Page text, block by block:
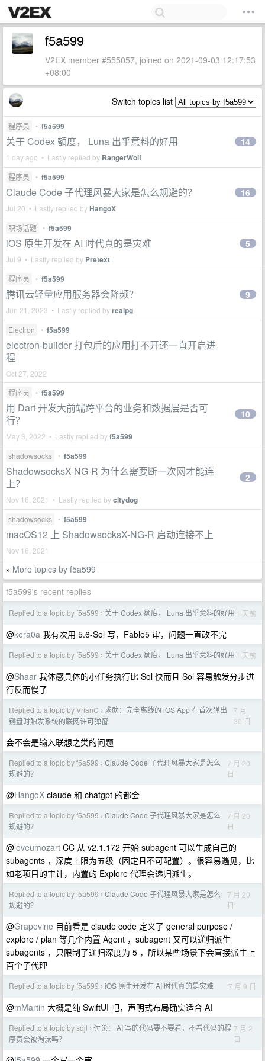
f5a599
V2EX member #555057, joined on 2021-09-03 12:17:53
+08:00
Switch topics list
程序员 • f5a599
关于 Codex 额度， Luna 出乎意料的好用
1 day ago • Lastly replied by RangerWolf
14
程序员 • f5a599
Claude Code 子代理风暴大家是怎么规避的？
Jul 20 • Lastly replied byHangoX
16
职场话题 • f5a599
iOS 原生开发在 AI 时代真的是灾难
Jul 9 • Lastly replied by Pretext
5
程序员 • f5a599
腾讯云轻量应用服务器会降频？
Jun 21, 2023 • Lastly replied byrealpg
9
Electron • f5a599
electron-builder 打包后的应用打不开还一直开启进
程
Oct 27, 2022
程序员
• f5a599
用 Dart 开发大前端跨平台的业务和数据层是否可
行？
May 3, 2022 • Lastly replied byf5a599
10
shadowsocks • f5a599
ShadowsocksX-NG-R 为什么需要断一次网才能连
上？
Nov 16, 2021 • Lastly replied bycitydog
2
shadowsocks • f5a599
macOS12 上 ShadowsocksX-NG-R 启动连接不上
Nov 16, 2021
» More topics by f5a599
f5a599's recent replies
Replied to a topic by f5a599 › 关于 Codex 额度， Luna 出乎意料的好用 1 天前
@kera0a 我有次用 5.6-Sol 写，Fable5 审，问题一直改不完
Replied to a topic by f5a599 › 关于 Codex 额度， Luna 出乎意料的好用 1 天前
@Shaar 我体感具体的小任务执行比 Sol 快而且 Sol 容易触发分步进
行反而慢了
Replied to a topic by VrianC › 求助：完全离线的 iOS App 在首次弹出
键盘时触发系统的联网许可弹窗
7 月
30 日
会不会是输入联想之类的问题
Replied to a topic by f5a599 › Claude Code 子代理风暴大家是怎么
规避的？
7 月 20
日
@HangoX claude 和 chatgpt 的都会
Replied to a topic by f5a599 › Claude Code 子代理风暴大家是怎么
规避的？
7 月 20
日
@loveumozart CC 从 v2.1.172 开始 subagent 可以生成自己的
subagents ，深度上限为五级（固定且不可配置）。很容易遇见，比
如老项目的审计，内置的 Explore 代理会递归派生。
Replied to a topic by f5a599 › Claude Code 子代理风暴大家是怎么
规避的？
7 月 20
日
@Grapevine 目前看是 claude code 定义了 general purpose /
explore / plan 等几个内置 Agent ，subagent 又可以递归派生
subagents ，只限制了递归深度为 5 ，所以某些场景下会直接派生上
百个子代理
Replied to a topic by f5a599 › iOS 原生开发在 AI 时代真的是灾难 7 月 9 日
@mMartin 大概是纯 SwiftUI 吧，声明式布局确实适合 AI
Replied to a topic by sdjl › 讨论： AI 写的代码要不要看，不看代码的程
序员会被淘汰吗？
7 月 2
日